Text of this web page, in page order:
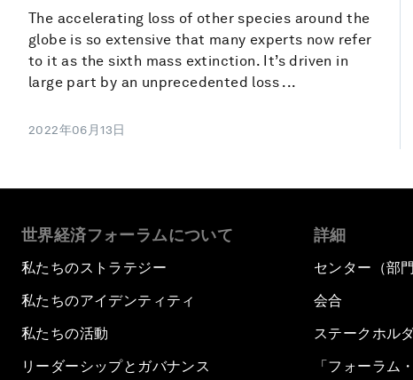
The accelerating loss of other species around the
globe is so extensive that many experts now refer
to it as the sixth mass extinction. It’s driven in
large part by an unprecedented loss ...
2022年06月13日
世界経済フォーラムについて
私たちのストラテジー
私たちのアイデンティティ
私たちの活動
リーダーシップとガバナンス
詳細
センター（部門
会合
ステークホル
「フォーラム